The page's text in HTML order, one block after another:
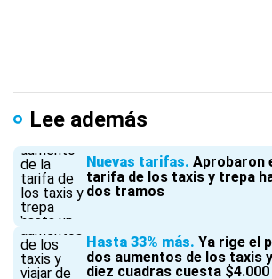
Lee además
Nuevas tarifas Aprobaron
tarifa de los taxis y trepa
dos tramos
Hasta 33% más Ya rige el
dos aumentos de los taxis
diez cuadras cuesta $4.000